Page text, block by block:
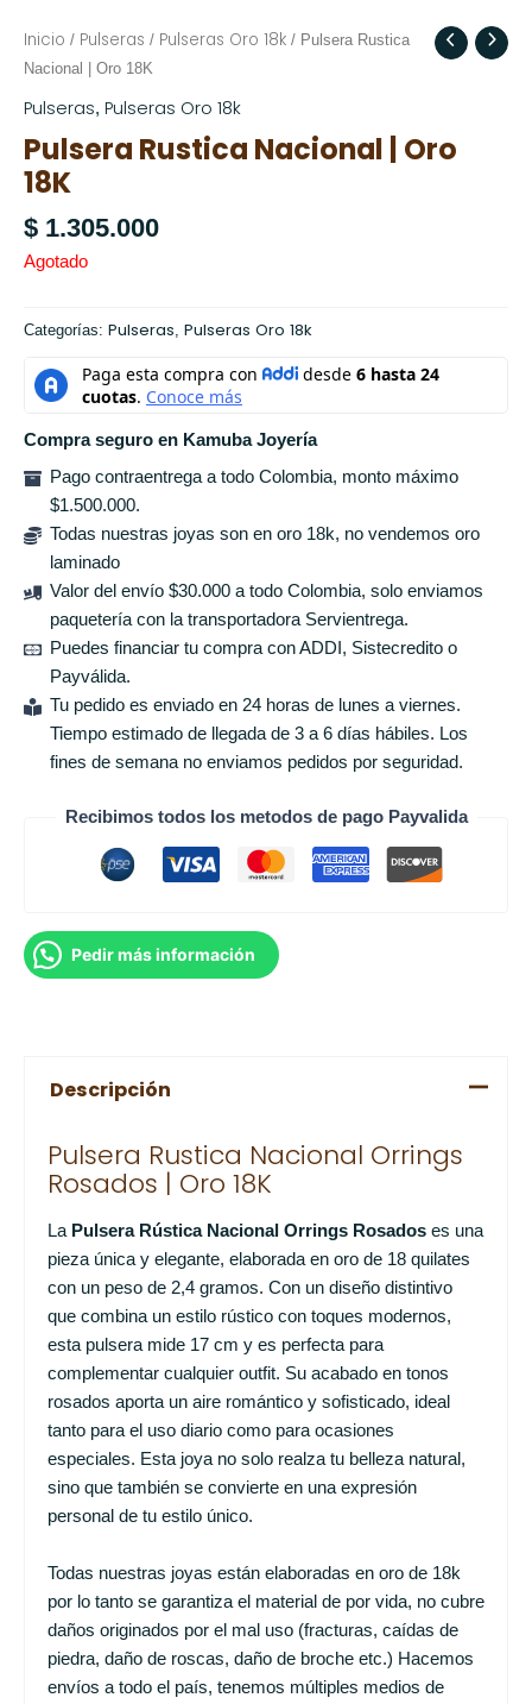
Inicio / Pulseras / Pulseras Oro 18k / Pulsera Rustica
Nacional | Oro 18K
Pulseras, Pulseras Oro 18k
Pulsera Rustica Nacional | Oro
18K
$ 1.305.000
Agotado
Categorías: Pulseras Pulseras Oro 18k
Compra seguro en Kamuba Joyería
Pago contraentrega a todo Colombia, monto máximo
$1.500.000.
Todas nuestras joyas son en oro 18k, no vendemos oro
laminado
Valor del envío $30.000 a todo Colombia, solo enviamos
paquetería con la transportadora Servientrega.
Puedes financiar tu compra con ADDI, Sistecredito o
Payválida.
Tu pedido es enviado en 24 horas de lunes a viernes.
Tiempo estimado de llegada de 3 a 6 días hábiles. Los
fines de semana no enviamos pedidos por seguridad.
Recibimos todos los metodos de pago Payvalida
Pedir más información
Descripción
Pulsera Rustica Nacional Orrings
Rosados | Oro 18K
La Pulsera Rústica Nacional Orrings Rosadoses una
pieza única y elegante, elaborada en oro de 18 quilates
con un peso de 2,4 gramos. Con un diseño distintivo
que combina un estilo rústico con toques modernos,
esta pulsera mide 17 cm y es perfecta para
complementar cualquier outfit. Su acabado en tonos
rosados aporta un aire romántico y sofisticado, ideal
tanto para el uso diario como para ocasiones
especiales. Esta joya no solo realza tu belleza natural,
sino que también se convierte en una expresión
personal de tu estilo único.
Todas nuestras joyas están elaboradas en oro de 18k
por lo tanto se garantiza el material de por vida, no cubre
daños originados por el mal uso (fracturas, caídas de
piedra, daño de roscas, daño de broche etc.) Hacemos
envíos a todo el país, tenemos múltiples medios de